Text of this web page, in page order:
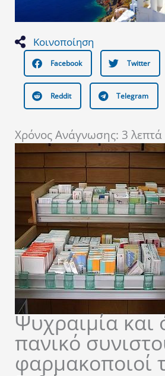
Κοινοποίηση
Facebook Twitter
Reddit Telegram
Χρόνος Ανάγνωσης: 3 λεπτά
Ψυχραιμία και
πανικό
φαρμακοποιοί